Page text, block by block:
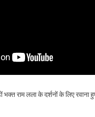
राम लला के दर्शनों के लिए रवाना